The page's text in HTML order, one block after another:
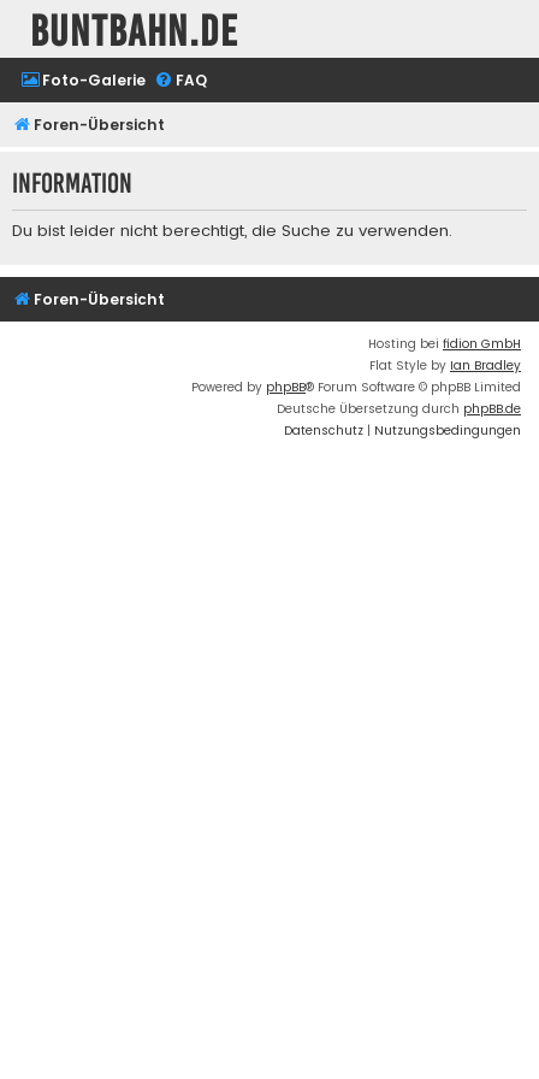
buntbahn.de
Foto-Galerie FAQ
Foren-Übersicht
Information
Du bist leider nicht berechtigt, die Suche zu verwenden.
Foren-Übersicht
Hosting bei fidion GmbH
Flat Style by Ian Bradley
Powered by phpBB® Forum Software © phpBB Limited
Deutsche Übersetzung durch phpBB.de
Datenschutz | Nutzungsbedingungen